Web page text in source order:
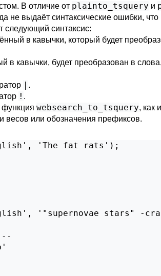
В отличие от plainto_tsquery и
не выдаёт синтаксические ошибки,
следующий синтаксис:
в кавычки, который будет
в кавычки, будет преобразован в
| .
! .
функция websearch_to_tsquery, как и
весов или обозначения префиксов.
'The fat rats');
'"supernovae stars" -